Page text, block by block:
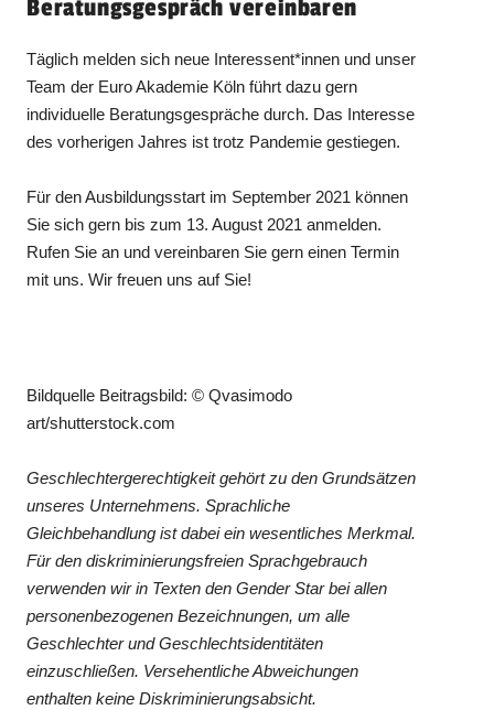
Beratungsgespräch vereinbaren
Täglich melden sich neue Interessent*innen und unser
Team der Euro Akademie Köln führt dazu gern
individuelle Beratungsgespräche durch. Das Interesse
des vorherigen Jahres ist trotz Pandemie gestiegen.
Für den Ausbildungsstart im September 2021 können
Sie sich gern bis zum 13. August 2021 anmelden.
Rufen Sie an und vereinbaren Sie gern einen Termin
mit uns. Wir freuen uns auf Sie!
Bildquelle Beitragsbild: © Qvasimodo
art/shutterstock.com
Geschlechtergerechtigkeit gehört zu den Grundsätzen
unseres Unternehmens. Sprachliche
Gleichbehandlung ist dabei ein wesentliches Merkmal.
Für den diskriminierungsfreien Sprachgebrauch
verwenden wir in Texten den Gender Star bei allen
personenbezogenen Bezeichnungen, um alle
Geschlechter und Geschlechtsidentitäten
einzuschließen. Versehentliche Abweichungen
enthalten keine Diskriminierungsabsicht.